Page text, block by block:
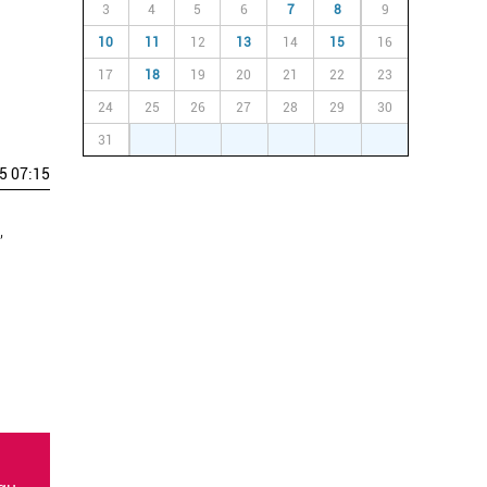
07:15
3 4 5 6 7 8 9
10 11 12 13 14 15 16
17 18 19 20 21 22 23
24 25 26 27 28 29 30
31